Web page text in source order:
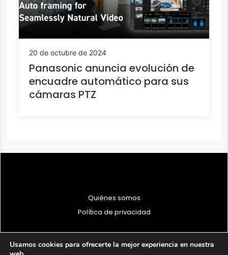
20 de octubre de 2024
Panasonic anuncia evolución de
encuadre automático para sus
cámaras PTZ
Quiénes somos
Política de privacidad
Usamos cookies para ofrecerte la mejor experiencia en nuestra